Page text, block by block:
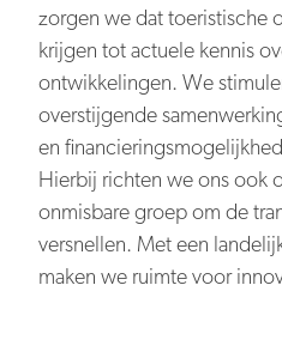
Digitale transformatie
Organiserend vermogen
Contact
Actuele thema’s & impact
zorgen we dat toeristische
krijgen tot actuele kennis
ontwikkelingen. We
overstijgende
en
Hierbij richten we ons ook
onmisbare groep om de
versnellen. Met een
maken we ruimte voor